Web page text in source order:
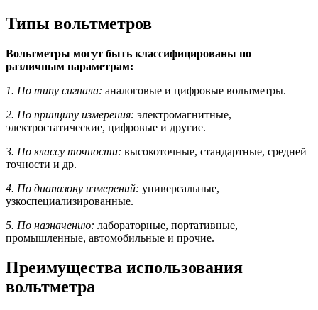
Типы вольтметров
Вольтметры могут быть классифицированы по
различным параметрам:
1. По типу сигнала: аналоговые и цифровые вольтметры.
2. По принципу измерения: электромагнитные,
электростатические, цифровые и другие.
3. По классу точности: высокоточные, стандартные, средней
точности и др.
4. По диапазону измерений: универсальные,
узкоспециализированные.
5. По назначению: лабораторные, портативные,
промышленные, автомобильные и прочие.
Преимущества использования
вольтметра